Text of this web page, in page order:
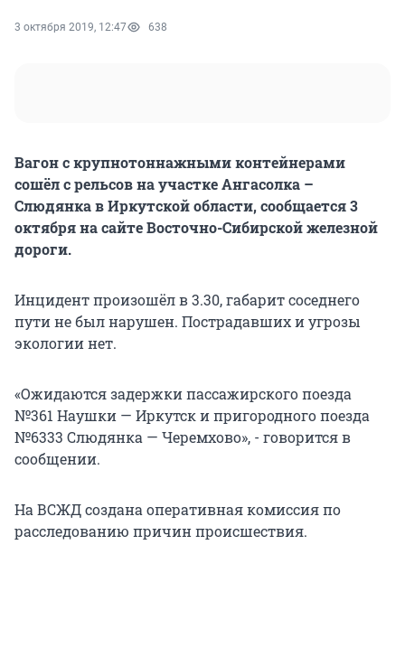
3 октября 2019, 12:47 638
Вагон с крупнотоннажными контейнерами
сошёл с рельсов на участке Ангасолка –
Слюдянка в Иркутской области, сообщается 3
октября на сайте Восточно-Сибирской железной
дороги.
Инцидент произошёл в 3.30, габарит соседнего
пути не был нарушен. Пострадавших и угрозы
экологии нет.
«Ожидаются задержки пассажирского поезда
№361 Наушки — Иркутск и пригородного поезда
№6333 Слюдянка — Черемхово», - говорится в
сообщении.
На ВСЖД создана оперативная комиссия по
расследованию причин происшествия.